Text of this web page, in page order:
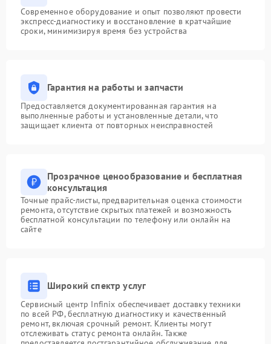
Современное оборудование и опыт позволяют провести
экспресс-диагностику и восстановление в кратчайшие
сроки, минимизируя время без устройства
Гарантия на работы и запчасти
Предоставляется документированная гарантия на
выполненные работы и установленные детали, что
защищает клиента от повторных неисправностей
Прозрачное ценообразование и бесплатная
консультация
Точные прайс-листы, предварительная оценка стоимости
ремонта, отсутствие скрытых платежей и возможность
бесплатной консультации по телефону или онлайн на
сайте
Широкий спектр услуг
Сервисный центр Infinix обеспечивает доставку техники
по всей РФ, бесплатную диагностику и качественный
ремонт, включая срочный ремонт. Клиенты могут
отслеживать статус ремонта онлайн. Также